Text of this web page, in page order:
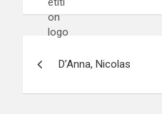
D’Anna, Nicolas